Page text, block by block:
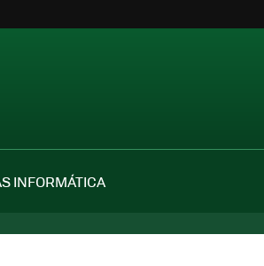
INFORMÁTICA